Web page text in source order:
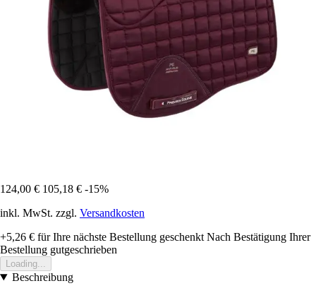
124,00 € 105,18 € -15%
inkl. MwSt. zzgl. Versandkosten
+5,26 € für Ihre nächste Bestellung geschenkt Nach Bestätigung Ihrer
Bestellung gutgeschrieben
Loading...
Beschreibung